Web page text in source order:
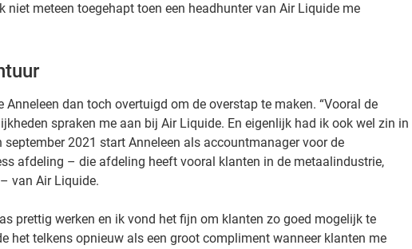
niet meteen toegehapt toen een headhunter van Air Liquide me
dan toch overtuigd om de overstap te maken. “Vooral de
spraken me aan bij Air Liquide. En eigenlijk had ik ook wel zin in
september 2021 start Anneleen als accountmanager voor de
afdeling – die afdeling heeft vooral klanten in de metaalindustrie,
van Air Liquide.
prettig werken en ik vond het fijn om klanten zo goed mogelijk te
het telkens opnieuw als een groot compliment wanneer klanten me